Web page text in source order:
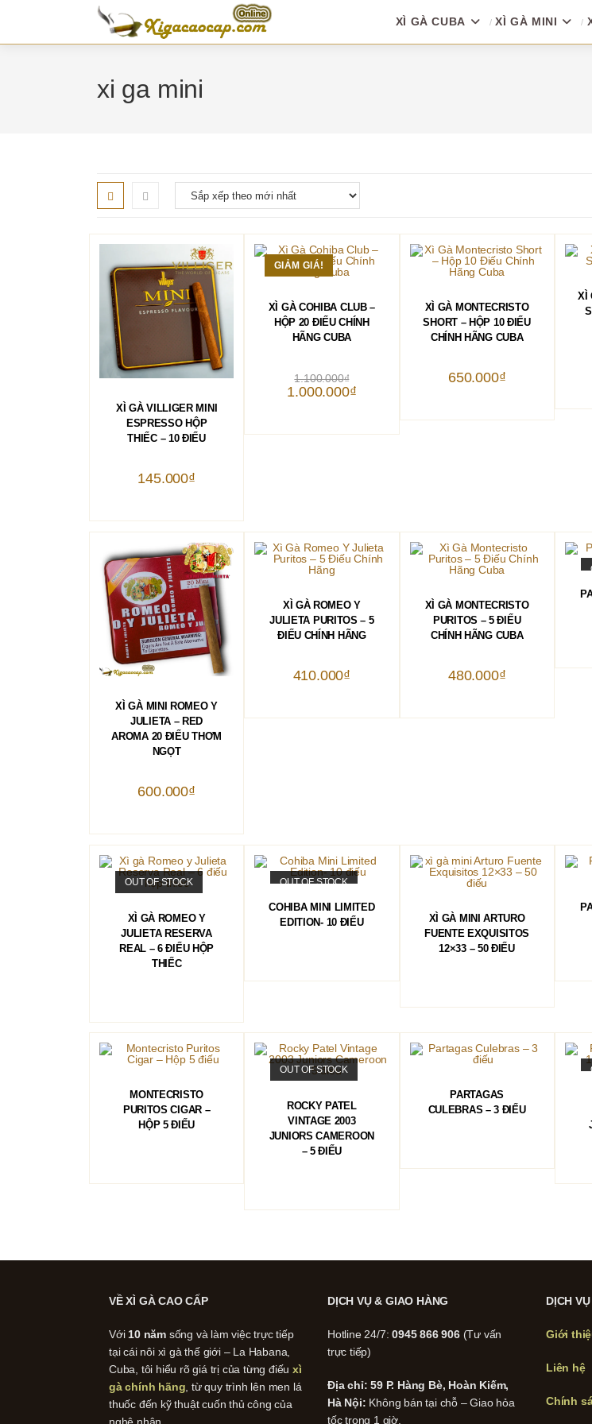
content
XÌ GÀ CUBA XÌ GÀ MINI
xi ga mini
THÊM VÀO GIỎ HÀNG
XÌ GÀ VILLIGER MINI
ESPRESSO HỘP
THIẾC – 10 ĐIẾU
145.000₫
GIẢM GIÁ!
THÊM VÀO GIỎ HÀNG
XÌ GÀ COHIBA CLUB –
HỘP 20 ĐIẾU CHÍNH
HÃNG CUBA
1.100.000₫Giá
gốc
là:
1.000.000₫Giá
1.000.000₫.
THÊM VÀO GIỎ HÀNG
XÌ GÀ MONTECRISTO
SHORT – HỘP 10 ĐIẾU
CHÍNH HÃNG CUBA
650.000₫
XÌ
THÊM VÀO GIỎ HÀNG
XÌ GÀ MINI ROMEO Y
JULIETA – RED
AROMA 20 ĐIẾU THƠM
NGỌT
600.000₫
THÊM VÀO GIỎ HÀNG
XÌ GÀ ROMEO Y
JULIETA PURITOS – 5
ĐIẾU CHÍNH HÃNG
410.000₫
THÊM VÀO GIỎ HÀNG
XÌ GÀ MONTECRISTO
PURITOS – 5 ĐIẾU
CHÍNH HÃNG CUBA
480.000₫
OUT OF STOCK
ĐỌC TIẾP
XÌ GÀ ROMEO Y
JULIETA RESERVA
REAL – 6 ĐIẾU HỘP
THIẾC
OUT OF STOCK
COHIBA MINI LIMITED
EDITION- 10 ĐIẾU
ĐỌC TIẾP
XÌ GÀ MINI ARTURO
FUENTE EXQUISITOS
12×33 – 50 ĐIẾU
MONTECRISTO
PURITOS CIGAR –
HỘP 5 ĐIẾU
OUT OF STOCK
ROCKY PATEL
VINTAGE 2003
JUNIORS CAMEROON
– 5 ĐIẾU
PARTAGAS
CULEBRAS – 3 ĐIẾU
VỀ XÌ GÀ CAO CẤP
Với 10 năm sống và làm việc trực tiếp
tại cái nôi xì gà thế giới – La Habana,
Cuba, tôi hiểu rõ giá trị của từng điếuxì
gà chính hãng , từ quy trình lên men lá
thuốc đến kỹ thuật cuốn thủ công của
nghệ nhân.
DỊCH VỤ & GIAO HÀNG
Hotline 24/7:0945 866 906(Tư vấn
trực tiếp)
Địa chỉ: 59 P. Hàng Bè, Hoàn Kiếm,
Hà Nội: Không bán tại chỗ – Giao hỏa
tốc trong 1 giờ.
DỊCH
Giới
Liên hệ
Chính